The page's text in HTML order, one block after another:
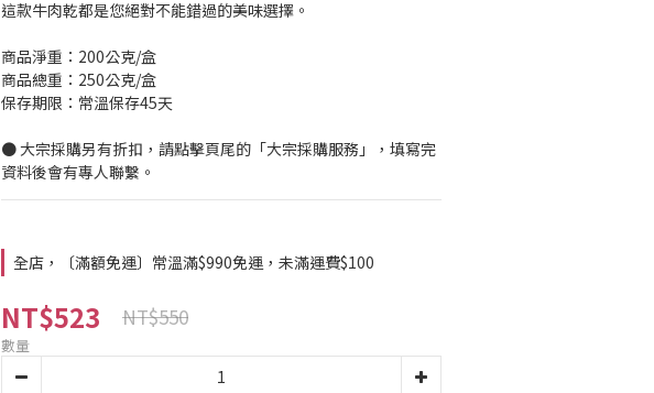
這款牛肉乾都是您絕對不能錯過的美味選擇。
商品淨重：200公克/盒
商品總重：250公克/盒
保存期限：常溫保存45天
● 大宗採購另有折扣，請點擊頁尾的「大宗採購服務」，填寫完
資料後會有專人聯繫。
全店，〔滿額免運〕常溫滿$990免運，未滿運費$100
NT$523 NT$550
數量